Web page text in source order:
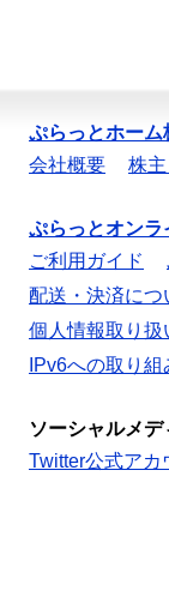
ぷらっとホーム
会社概要
株
ぷらっとオンラ
ご利用ガイド
配送・決済につ
個人情報取り扱
IPv6への取り組
ソーシャルメデ
Twitter公式アカ